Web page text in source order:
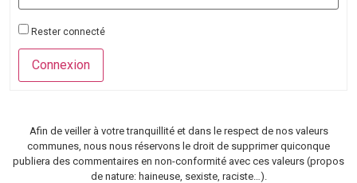
Rester connecté
Connexion
Afin de veiller à votre tranquillité et dans le respect de nos valeurs
communes, nous nous réservons le droit de supprimer quiconque
publiera des commentaires en non-conformité avec ces valeurs (propos
de nature: haineuse, sexiste, raciste…).